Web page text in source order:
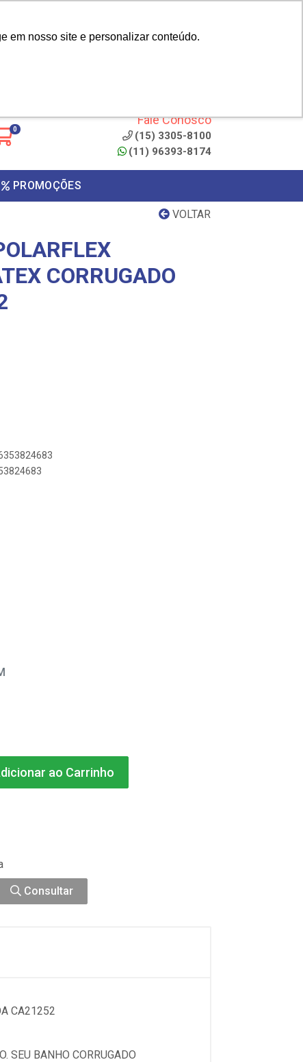
em nosso site e personalizar conteúdo.
0
Fale Conosco
(15) 3305-8100
(11) 96393-8174
PROMOÇÕES
VOLTAR
CORRUGADO
ao Carrinho
Consultar
CA21252
SEU BANHO CORRUGADO